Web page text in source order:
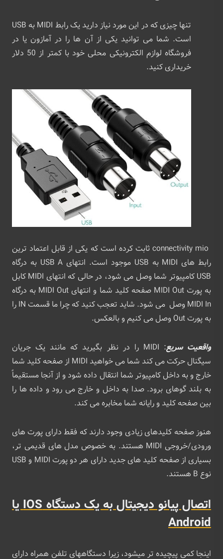
تنها چیزی که در این مورد نیاز دارید یک رابط MIDI به USB
است. شما می توانید یکی از آن ها را در آمازون یا در
فروشگاه لوازم الکترونیکی محلی خود با کمتر از 50 دلار
خریداری کنید.
connectivity mio ثابت کرده است که یکی از قابل اعتماد ترین
رابط های MIDI به USB موجود است. انتهای USB A به درگاه
USB کامپیوتر شما وصل می شود، در حالی که انتهای MIDI کابل
به پورت MIDI Out صفحه کلید شما و انتهای MIDI Out به درگاه
MIDI In وصل می شود. شاید تعجب کنید که چرا ما قسمت IN را
به پورت Out وصل می کنیم و بالعکس.
واقعیت سریع
: MIDI را در نظر بگیرید که مانند یک جریان
سیگنال حرکت می کند شما می خواهید MIDI از صفحه کلید شما
خارج و به داخل کامپیوتر شما انتقال داده شود و از آنجا مستقیماً
به بلند گوهای برود. صدا به داخل و خارج می رود و داده ها را
بین صفحه کلید و رایانه شما مخابره می کند.
هنوز صفحه کلیدهای زیادی وجود دارند که فقط دارای پورت های
ورودی/خروجی MIDI هستند. به خصوص مدل های قدیمی تر،
بسیاری از صفحه کلید های جدید دارای هر دو پورت MIDI و USB
نوع B هستند.
اتصال پیانو دیجیتال به یک دستگاه IOS یا
Android
اینجا کمی پیچیده تر میشود، زیرا دستگاههای تلفن همراه دارای